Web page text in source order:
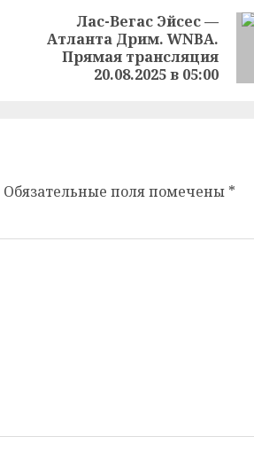
Предыдущая
запись:
Следующая
запись:
Лас-Вегас Эйсес —
Атланта Дрим. WNBA.
Прямая трансляция
20.08.2025 в 05:00
Обязательные поля помечены *